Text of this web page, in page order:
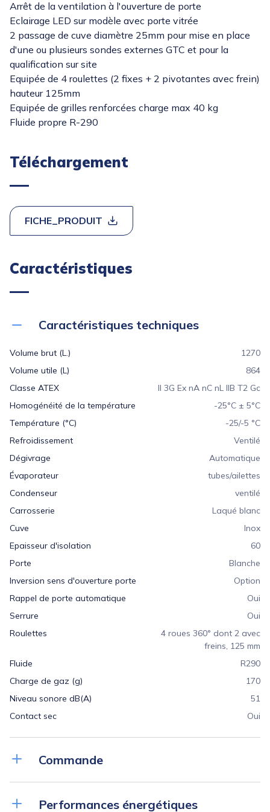
Arrêt de la ventilation à l'ouverture de porte
Eclairage LED sur modèle avec porte vitrée
2 passage de cuve diamètre 25mm pour mise en place
d'une ou plusieurs sondes externes GTC et pour la
qualification sur site
Equipée de 4 roulettes (2 fixes + 2 pivotantes avec frein)
hauteur 125mm
Equipée de grilles renforcées charge max 40 kg
Fluide propre R-290
Téléchargement
FICHE_PRODUIT
Caractéristiques
Caractéristiques techniques
Volume brut (L.)
1270
Volume utile (L)
864
Classe ATEX
ll 3G Ex nA nC nL llB T2 Gc
Homogénéité de la température
-25°C ± 5°C
Température (°C)
-25/-5 °C
Refroidissement
Ventilé
Dégivrage
Automatique
Évaporateur
tubes/ailettes
Condenseur
ventilé
Carrosserie
Laqué blanc
Cuve
Inox
Epaisseur d'isolation
60
Porte
Blanche
Inversion sens d'ouverture porte
Option
Rappel de porte automatique
Oui
Serrure
Oui
Roulettes
4 roues 360° dont 2 avec
freins, 125 mm
Fluide
R290
Charge de gaz (g)
170
Niveau sonore dB(A)
51
Contact sec
Oui
Commande
Affichage température
Performances énergétiques